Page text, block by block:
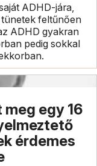
ADHD-jára,
tünetek feltűnően
ADHD gyakran
pedig sokkal
meg egy 16
érdemes